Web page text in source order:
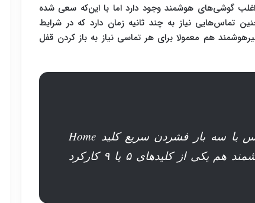
گوشی‌های هوشمند وجود دارد اما با این‌که سعی شده
تماس‌هایی نیاز به چند ثانیه زمان دارد که در شرایط
هم معمولا برای هر تماسی نیاز به باز کردن قفل
احتمالا در گوشی‌های هوشمند این تماس با سه بار فشردن سریع کلید Home
برقرار می‌شود و در گوشی‌های غیرهوشمند هم یکی از کلیدهای ۵ یا ۹ کارکرد